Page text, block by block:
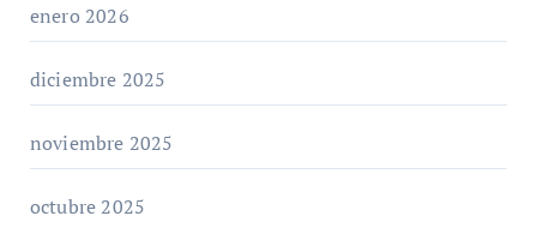
enero 2026
diciembre 2025
noviembre 2025
octubre 2025